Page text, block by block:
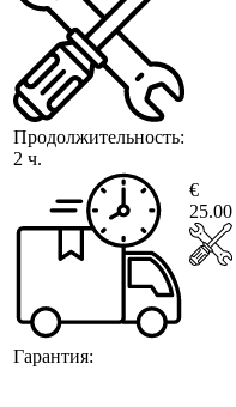
Продолжительность:
2 ч.
Гарантия:
€
25.00